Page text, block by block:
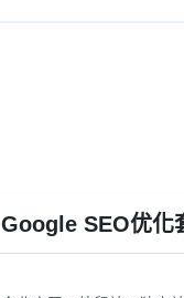
Google SEO优化